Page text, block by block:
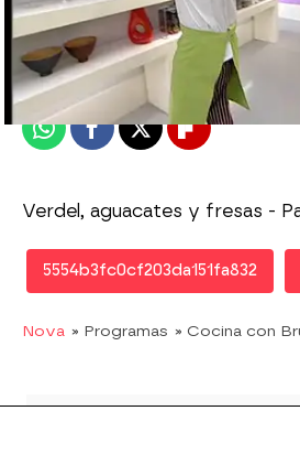
Nova
Publicado: 12 de marzo de 2013,
WhatsappFacebook
X Flipboard
Verdel, aguacates y fresas -
5554b3fc0cf203da151fa832
Nova » Programas » Cocina con